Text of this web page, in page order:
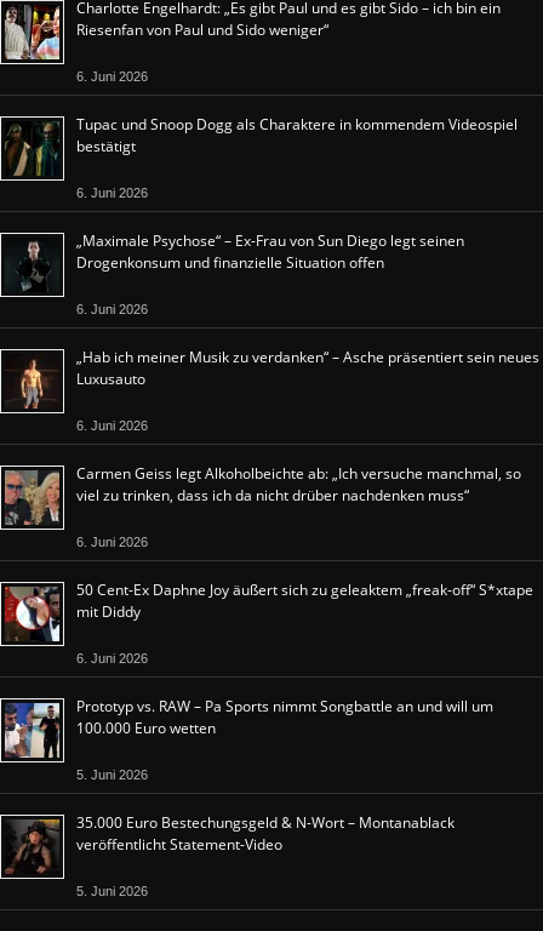
Charlotte Engelhardt: „Es gibt Paul und es gibt Sido – ich bin ein
Riesenfan von Paul und Sido weniger“
6. Juni 2026
Tupac und Snoop Dogg als Charaktere in kommendem Videospiel
bestätigt
6. Juni 2026
„Maximale Psychose“ – Ex-Frau von Sun Diego legt seinen
Drogenkonsum und finanzielle Situation offen
6. Juni 2026
„Hab ich meiner Musik zu verdanken“ – Asche präsentiert sein neues
Luxusauto
6. Juni 2026
Carmen Geiss legt Alkoholbeichte ab: „Ich versuche manchmal, so
viel zu trinken, dass ich da nicht drüber nachdenken muss“
6. Juni 2026
50 Cent-Ex Daphne Joy äußert sich zu geleaktem „freak-off“ S*xtape
mit Diddy
6. Juni 2026
Prototyp vs. RAW – Pa Sports nimmt Songbattle an und will um
100.000 Euro wetten
5. Juni 2026
35.000 Euro Bestechungsgeld & N-Wort – Montanablack
veröffentlicht Statement-Video
5. Juni 2026